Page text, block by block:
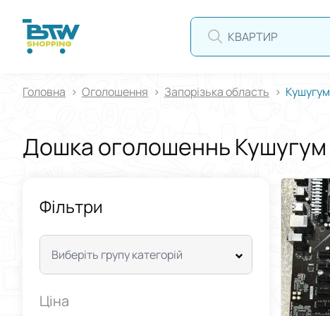
КВАРТИРА
Головна Оголошення Запорізька область Кушугум
Дошка оголошеннь Кушугум
Фільтри
Виберіть групу категорій
Ціна